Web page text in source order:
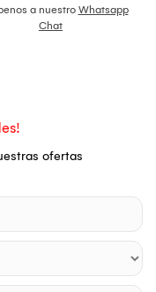
a nuestro Whatsapp
Chat
ofertas